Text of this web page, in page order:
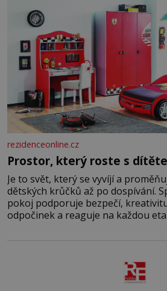
rezidenceonline.cz
Prostor, který roste s
Je to svět, který se vyvíjí a
dětských krůčků až po dospívání.
pokoj podporuje bezpečí,
odpočinek a reaguje na každou